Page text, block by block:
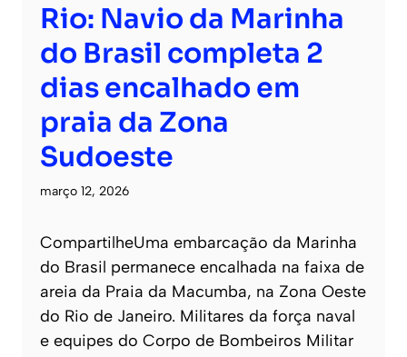
Rio: Navio da Marinha
do Brasil completa 2
dias encalhado em
praia da Zona
Sudoeste
março 12, 2026
CompartilheUma embarcação da Marinha
do Brasil permanece encalhada na faixa de
areia da Praia da Macumba, na Zona Oeste
do Rio de Janeiro. Militares da força naval
e equipes do Corpo de Bombeiros Militar